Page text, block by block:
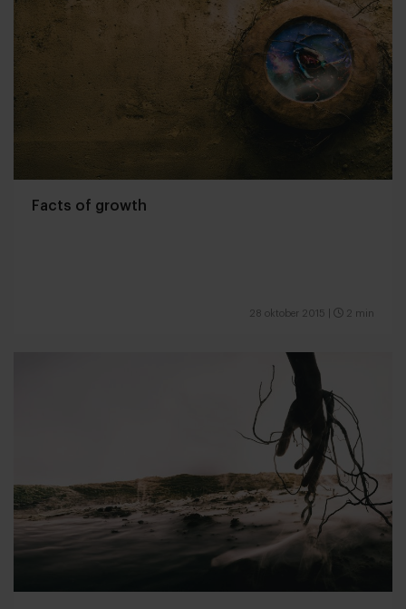
Facts of growth
28 oktober 2015 2 min